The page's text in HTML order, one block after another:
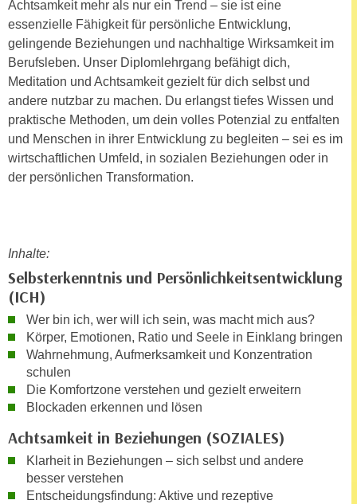
Achtsamkeit mehr als nur ein Trend – sie ist eine
essenzielle Fähigkeit für persönliche Entwicklung,
gelingende Beziehungen und nachhaltige Wirksamkeit im
Berufsleben. Unser Diplomlehrgang befähigt dich,
Meditation und Achtsamkeit gezielt für dich selbst und
andere nutzbar zu machen. Du erlangst tiefes Wissen und
praktische Methoden, um dein volles Potenzial zu entfalten
und Menschen in ihrer Entwicklung zu begleiten – sei es im
wirtschaftlichen Umfeld, in sozialen Beziehungen oder in
der persönlichen Transformation.
Inhalte:
Selbsterkenntnis und Persönlichkeitsentwicklung
(ICH)
Wer bin ich, wer will ich sein, was macht mich aus?
Körper, Emotionen, Ratio und Seele in Einklang bringen
Wahrnehmung, Aufmerksamkeit und Konzentration
schulen
Die Komfortzone verstehen und gezielt erweitern
Blockaden erkennen und lösen
Achtsamkeit in Beziehungen (SOZIALES)
Klarheit in Beziehungen – sich selbst und andere
besser verstehen
Entscheidungsfindung: Aktive und rezeptive
n
w
e
n
i
e
r
o
o
i
n
E
U
-
U
S
A
u
n
t
o
r
e
n
h
b
e
n
e